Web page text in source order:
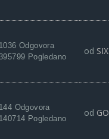
1036 Odgovora
395799 Pogledano
od
144 Odgovora
140714 Pogledano
od